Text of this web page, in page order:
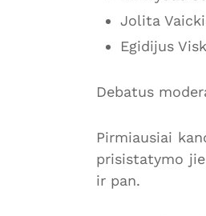
Jolita
Egidijus
Debatus
Pirmiausiai
prisistatymo
ir pan.